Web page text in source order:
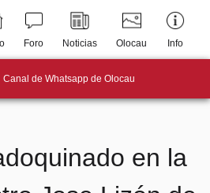
Foro Noticias Olocau Info
Canal de Whatsapp de Olocau
en la